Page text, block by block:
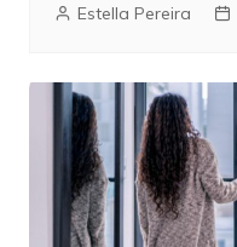
Estella Pereira